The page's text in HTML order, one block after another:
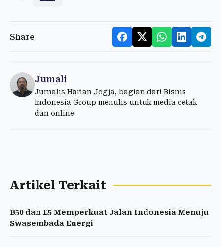
Share
Jumali
Jurnalis Harian Jogja, bagian dari Bisnis
Indonesia Group menulis untuk media cetak
dan online
Artikel Terkait
B50 dan E5 Memperkuat Jalan Indonesia Menuju
Swasembada Energi